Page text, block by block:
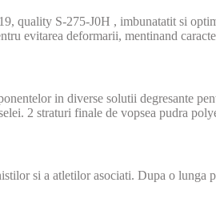
quality S-275-J0H , imbunatatit si
evitarea deformarii, mentinand
in diverse solutii degresante
2 straturi finale de vopsea pudra
si a atletilor asociati. Dupa o